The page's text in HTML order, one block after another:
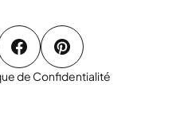
de Confidentialité